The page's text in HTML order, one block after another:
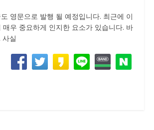
영문으로 발행 될 예정입니다. 최근에 이
매우 중요하게 인지한 요소가 있습니다. 바
사실